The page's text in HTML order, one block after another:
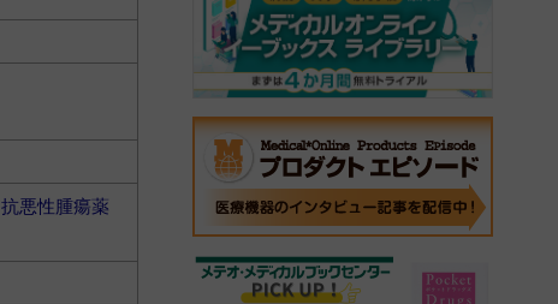
抗悪性腫瘍薬